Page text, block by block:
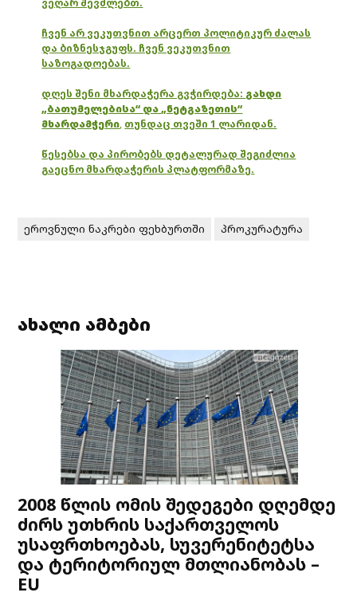
ვეღარ შევძლებთ.
ჩვენ არ ვეკუთვნით არცერთ პოლიტიკურ ძალას
და ბიზნესჯგუფს. ჩვენ ვეკუთვნით
საზოგადოებას.
დღეს შენი მხარდაჭერა გვჭირდება: გახდი
„ბათუმელებისა“ და „ნეტგაზეთის“
მხარდამჭერი, თუნდაც თვეში 1 ლარიდან.
წესებსა და პირობებს დეტალურად შეგიძლია
გაეცნო მხარდაჭერის პლატფორმაზე.
ეროვნული ნაკრები ფეხბურთში პროკურატურა
ახალი ამბები
2008 წლის ომის შედეგები დღემდე
ძირს უთხრის საქართველოს
უსაფრთხოებას, სუვერენიტეტსა
და ტერიტორიულ მთლიანობას –
EU